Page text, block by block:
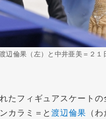
倫果（左）と中井亜美＝２１
フィギュアスケートの
カラミ＝と渡辺倫果 （